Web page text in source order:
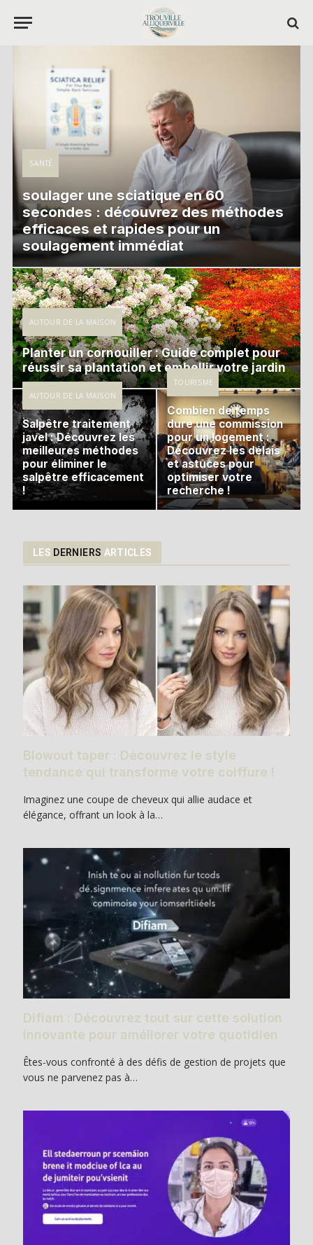
SANTÉ
soulager une sciatique en 60
secondes : découvrez des méthodes
efficaces et rapides pour un
soulagement immédiat
AUTOUR DE LA MAISON
Planter un cornouiller : Guide complet pour
réussir sa plantation et embellir votre jardin
AUTOUR DE LA MAISON
Salpêtre traitement
javel : Découvrez les
meilleures méthodes
pour éliminer le
salpêtre efficacement
!
TOURISME
Combien de temps
dure une commission
pour un logement :
Découvrez les délais
et astuces pour
optimiser votre
recherche !
LES DERNIERS ARTICLES
Blowout taper : Découvrez le style
tendance qui transforme votre coiffure !
Imaginez une coupe de cheveux qui allie audace et
élégance, offrant un look à la…
Difiam : Découvrez tout sur cette solution
innovante pour améliorer votre quotidien
Êtes-vous confronté à des défis de gestion de projets que
vous ne parvenez pas à…